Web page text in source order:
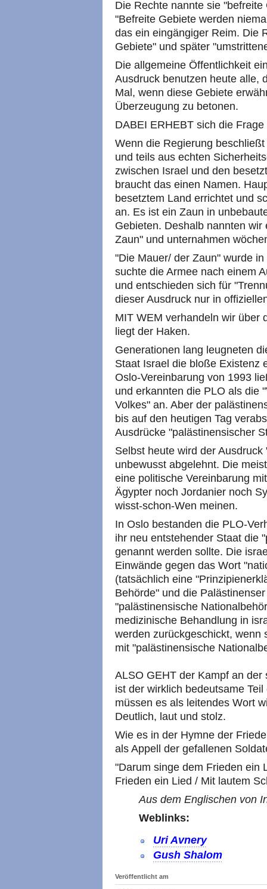
Die Rechte nannte sie
"Befreite Gebiete werden
das ein eingängiger Reim. Die
Gebiete" und später
Die allgemeine Öffentlichkeit
Ausdruck benutzen heute alle,
Mal, wenn diese Gebiete
Überzeugung zu betonen.
DABEI ERHEBT sich die
Wenn die Regierung
und teils aus echten
zwischen Israel und den
braucht das einen Namen.
besetztem Land errichtet und
an. Es ist ein Zaun in
Gebieten. Deshalb nannten
Zaun" und unternahmen
"Die Mauer/ der Zaun" wurde
suchte die Armee nach einem
und entschieden sich für
dieser Ausdruck nur in
MIT WEM verhandeln wir über
liegt der Haken.
Generationen lang leugneten
Staat Israel die bloße Existenz
Oslo-Vereinbarung von 1993
und erkannten die PLO als die
Volkes" an. Aber der
bis auf den heutigen Tag
Ausdrücke "palästinensischer
Selbst heute wird der
unbewusst abgelehnt. Die
eine politische Vereinbarung
Ägypter noch Jordanier noch
wisst-schon-Wen meinen.
In Oslo bestanden die PLO-
ihr neu entstehender Staat die
genannt werden sollte. Die
Einwände gegen das Wort
(tatsächlich eine
Behörde" und die
"palästinensische
medizinische Behandlung in
werden zurückgeschickt, wenn
mit "palästinensische
ALSO GEHT der Kampf an
ist der wirklich bedeutsame
müssen es als leitendes Wort
Deutlich, laut und stolz.
Wie es in der Hymne der
als Appell der gefallenen
"Darum singe dem Frieden ein
Frieden ein Lied / Mit lautem
Aus dem Englischen von
Weblinks:
Uri Avnery
Gush Shalom
Veröffentlicht am